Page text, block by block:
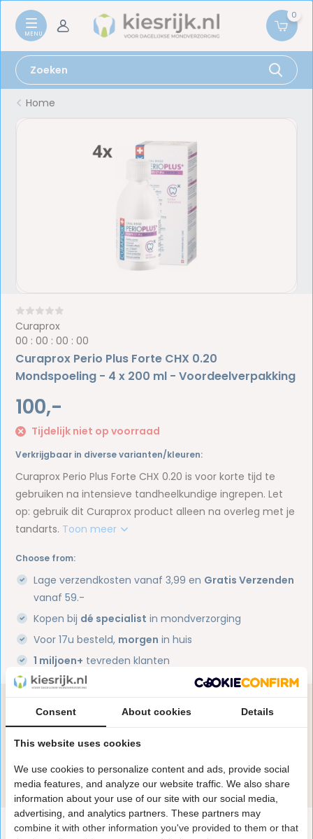
0
Home
Curaprox
00 :00 :00 :00
Curaprox Perio Plus Forte CHX 0.20
Mondspoeling - 4 x 200 ml - Voordeelverpakking
100,-
Tijdelijk niet op voorraad
Verkrijgbaar in diverse varianten/kleuren:
Curaprox Perio Plus Forte CHX 0.20 is voor korte tijd te
gebruiken na intensieve tandheelkundige ingrepen. Let
op: gebruik dit Curaprox product alleen na overleg met je
tandarts. Toon meer
Choose from:
Lage verzendkosten vanaf 3,99 en Gratis Verzenden
vanaf 59.-
Kopen bij dé specialist in mondverzorging
Voor 17u besteld, morgen in huis
1 miljoen+ tevreden klanten
Productomschrijving
Heb je een vraag over dit product?
Onze specialisten helpen je graag! Spreek ons aan
in de chat of stuur een e-mail.
Stuur e-mail
Consent About cookies Details
This website uses cookies
We use cookies to personalize content and ads, provide social
media features, and analyze our website traffic. We also share
information about your use of our site with our social media,
advertising, and analytics partners. These partners may
combine it with other information you've provided to them or that